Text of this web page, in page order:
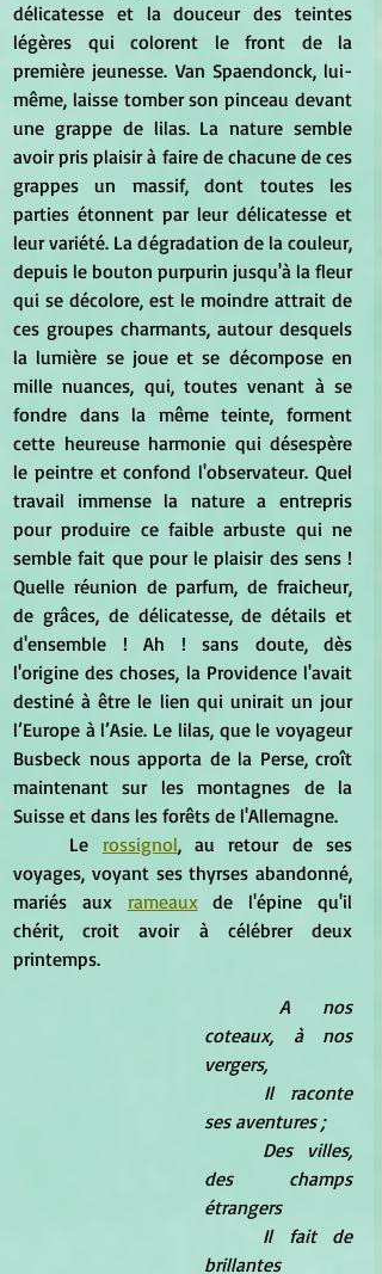
délicatesse et la douceur des teintes
légères qui colorent le front de la
première jeunesse. Van Spaendonck, lui-
même, laisse tomber son pinceau devant
une grappe de lilas. La nature semble
avoir pris plaisir à faire de chacune de ces
grappes un massif, dont toutes les
parties étonnent par leur délicatesse et
leur variété. La dégradation de la couleur,
depuis le bouton purpurin jusqu'à la fleur
qui se décolore, est le moindre attrait de
ces groupes charmants, autour desquels
la lumière se joue et se décompose en
mille nuances, qui, toutes venant à se
fondre dans la même teinte, forment
cette heureuse harmonie qui désespère
le peintre et confond l'observateur. Quel
travail immense la nature a entrepris
pour produire ce faible arbuste qui ne
semble fait que pour le plaisir des sens !
Quelle réunion de parfum, de fraicheur,
de grâces, de délicatesse, de détails et
d'ensemble ! Ah ! sans doute, dès
l'origine des choses, la Providence l'avait
destiné à être le lien qui unirait un jour
l’Europe à l’Asie. Le lilas, que le voyageur
Busbeck nous apporta de la Perse, croît
maintenant sur les montagnes de la
Suisse et dans les forêts de l'Allemagne.
	Le
rossignol, au retour de ses
voyages, voyant ses thyrses abandonné,
mariés aux rameaux de l'épine qu'il
chérit, croit avoir à célébrer deux
printemps.
A nos
coteaux, à nos
vergers,
ses aventures ;
des champs
étrangers
brillantes